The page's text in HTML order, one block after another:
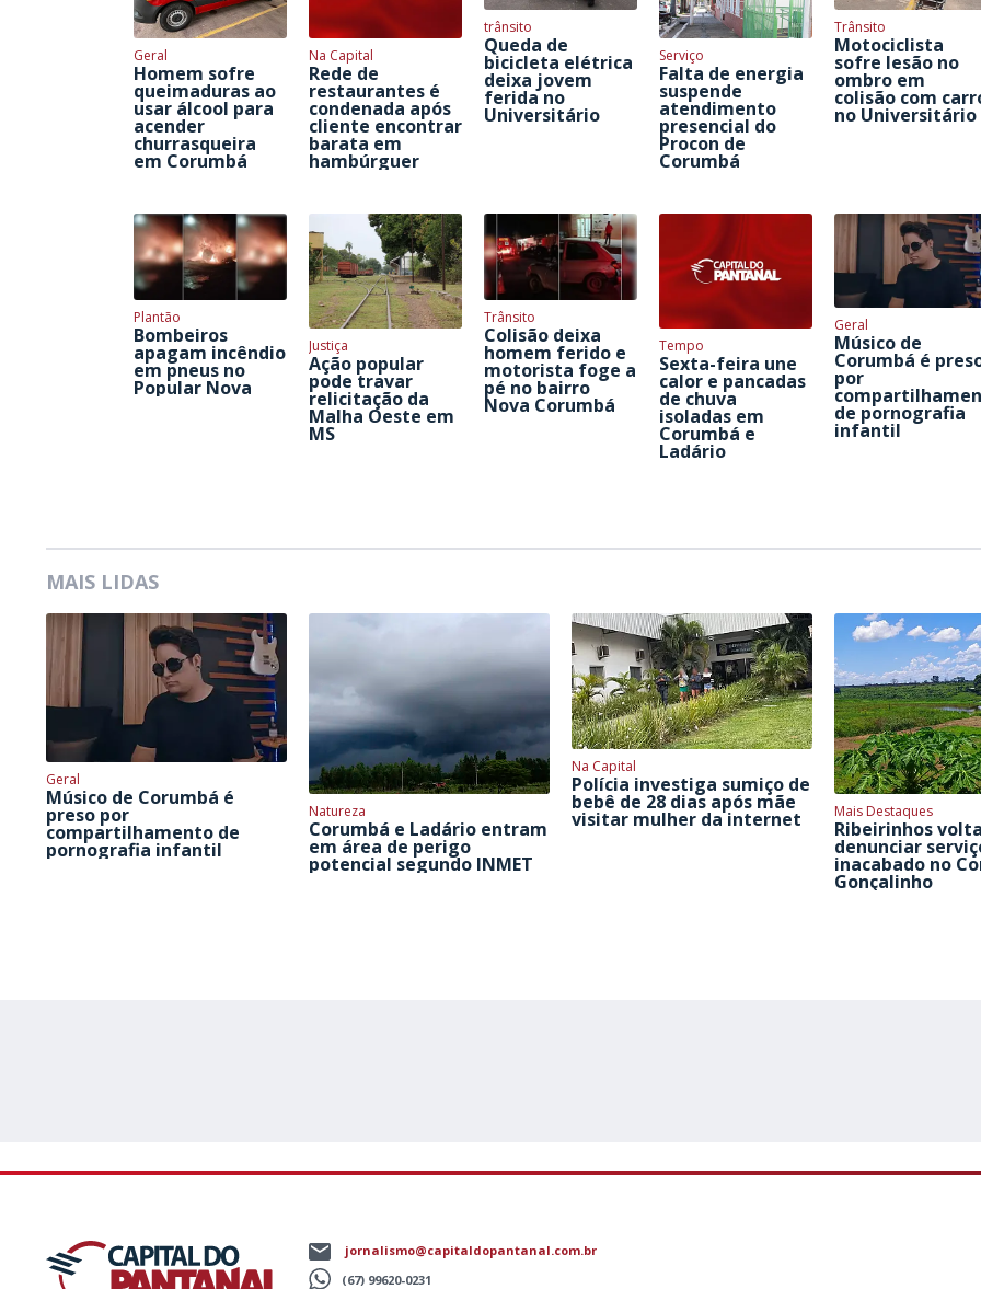
Geral
Homem sofre
queimaduras ao
usar álcool para
acender
churrasqueira
em Corumbá
Na Capital
Rede de
restaurantes é
condenada após
cliente encontrar
barata em
hambúrguer
trânsito
Queda de
bicicleta elétrica
deixa jovem
ferida no
Universitário
Serviço
Falta de energia
suspende
atendimento
presencial do
Procon de
Corumbá
Trânsito
Motociclista
sofre lesão no
ombro em
colisão com
no Universitário
Plantão
Bombeiros
apagam incêndio
em pneus no
Popular Nova
Justiça
Ação popular
pode travar
relicitação da
Malha Oeste em
MS
Trânsito
Colisão deixa
homem ferido e
motorista foge a
pé no bairro
Nova Corumbá
Tempo
Sexta-feira une
calor e pancadas
de chuva
isoladas em
Corumbá e
Ladário
Geral
Músico de
Corumbá é
por
de pornografia
infantil
MAIS LIDAS
Geral
Músico de Corumbá é
preso por
compartilhamento de
pornografia infantil
Natureza
Corumbá e Ladário entram
em área de perigo
potencial segundo INMET
Na Capital
Polícia investiga sumiço de
bebê de 28 dias após mãe
visitar mulher da internet Mais Destaques
Ribeirinhos
denunciar
inacabado no
Gonçalinho
jornalismo@capitaldopantanal.com.br
(67) 99620-0231